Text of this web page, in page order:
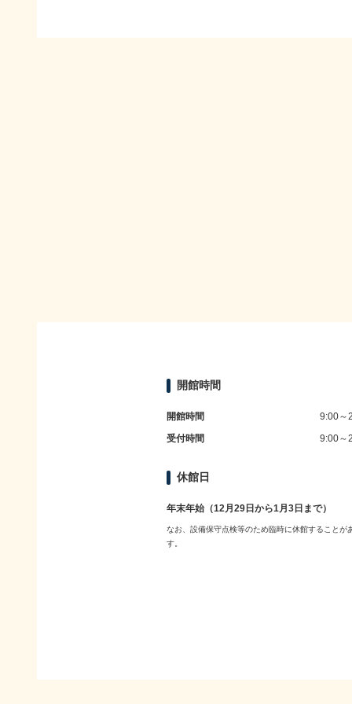
開館時間
開館時間
9:00～
受付時間
9:00～
休館日
年末年始（12月29日から1月3日まで）
なお、設備保守点検等のため臨時に休館することが
す。